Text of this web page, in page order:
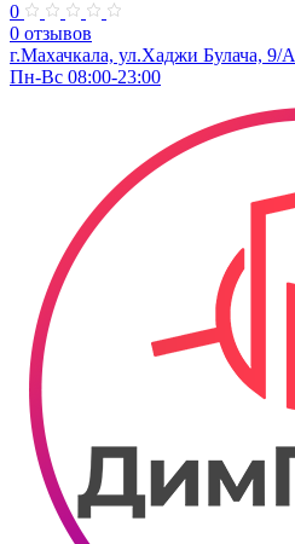
0
0 отзывов
г.Махачкала, ул.Хаджи Булача, 9/А
Пн-Вс 08:00-23:00